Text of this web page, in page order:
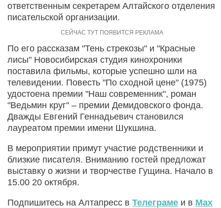
ответственным секретарем Алтайского отделения
писательской организации.
По его рассказам "Тень стрекозы" и "Красные
лисы" Новосибирская студия кинохроники
поставила фильмы, которые успешно шли на
телевидении. Повесть "По сходной цене" (1975)
удостоена премии "Наш современник", роман
"Ведьмин круг" – премии Демидовского фонда.
Дважды Евгений Геннадьевич становился
лауреатом премии имени Шукшина.
В мероприятии примут участие родственники и
близкие писателя. Вниманию гостей предложат
выставку о жизни и творчестве Гущина. Начало в
15.00 20 октября.
Подпишитесь на Алтапресс в Телеграме и в Max